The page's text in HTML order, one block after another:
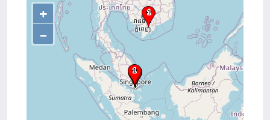
+
–